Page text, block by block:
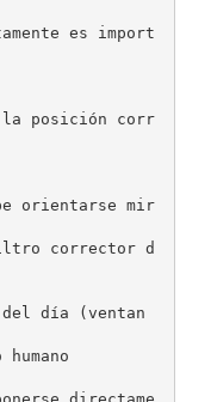
es import
posición corr
orientarse mir
corrector d
día (ventan
directame